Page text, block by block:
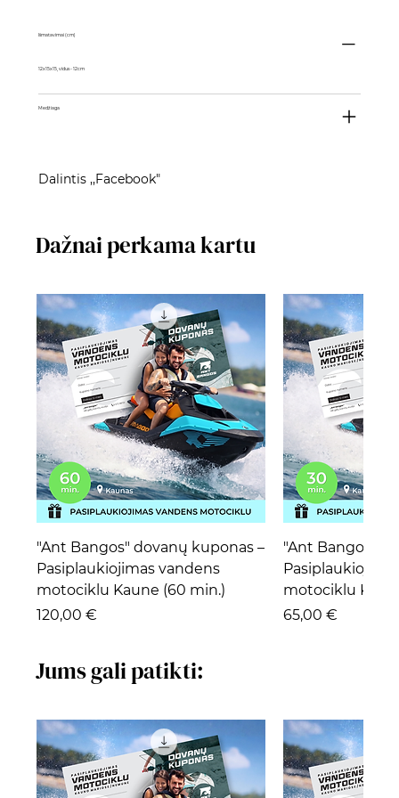
Išmatavimai (cm)
12x15x15, vidus - 12cm
Medžiaga
Dalintis ,,Facebook"
Dažnai perkama kartu
"Ant Bangos" dovanų kuponas –
Pasiplaukiojimas vandens
motociklu Kaune (60 min.)
Kaina
120,00 €
"Ant Bangos"
motociklu
Kaina
65,00 €
Jums gali patikti: